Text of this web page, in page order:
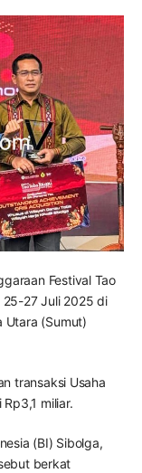
Festival Tao
27 Juli 2025 di
Utara (Sumut)
transaksi Usaha
miliar.
(BI) Sibolga,
berkat